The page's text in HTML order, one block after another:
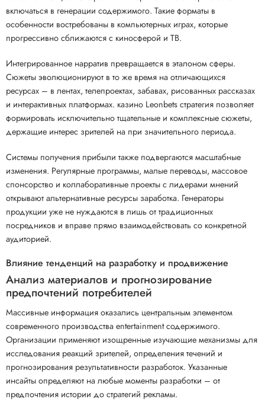
включаться в генерации содержимого. Такие форматы в
особенности востребованы в компьютерных играх, которые
прогрессивно сближаются с киносферой и ТВ.
Интегрированное нарратив превращается в эталоном сферы.
Сюжеты эволюционируют в то же время на отличающихся
ресурсах – в лентах, телепроектах, забавах, рисованных рассказах
и интерактивных платформах. казино Leonbets стратегия позволяет
формировать исключительно тщательные и комплексные сюжеты,
держащие интерес зрителей на при значительного периода.
Системы получения прибыли также подвергаются масштабные
изменения. Регулярные программы, малые переводы, массовое
спонсорство и коллаборативные проекты с лидерами мнений
открывают альтернативные ресурсы заработка. Генераторы
продукции уже не нуждаются в лишь от традиционных
посредников и вправе прямо взаимодействовать со конкретной
аудиторией.
Влияние тенденций на разработку и продвижение
Анализ материалов и прогнозирование
предпочтений потребителей
Массивные информация оказались центральным элементом
современного производства entertainment содержимого.
Организации применяют изощренные изучающие механизмы для
исследования реакций зрителей, определения течений и
прогнозирования результативности разработок. Указанные
инсайты определяют на любые моменты разработки – от
предпочтения истории до стратегий рекламы.